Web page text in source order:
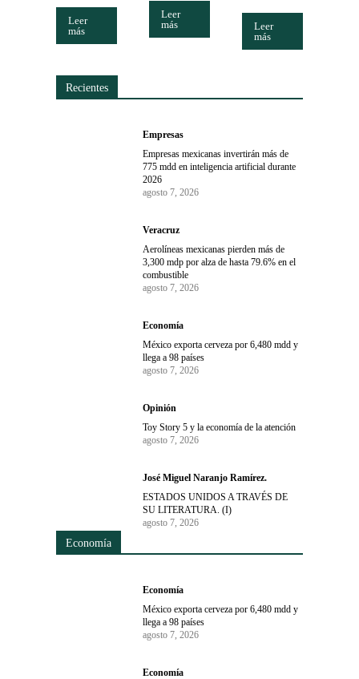
Leer
más
Leer
más
Leer
más
Recientes
Empresas
Empresas mexicanas invertirán más de
775 mdd en inteligencia artificial durante
2026
agosto 7, 2026
Veracruz
Aerolíneas mexicanas pierden más de
3,300 mdp por alza de hasta 79.6% en el
combustible
agosto 7, 2026
Economía
México exporta cerveza por 6,480 mdd y
llega a 98 países
agosto 7, 2026
Opinión
Toy Story 5 y la economía de la atención
agosto 7, 2026
José Miguel Naranjo Ramírez.
ESTADOS UNIDOS A TRAVÉS DE
SU LITERATURA. (I)
agosto 7, 2026
Economía
Economía
México exporta cerveza por 6,480 mdd y
llega a 98 países
agosto 7, 2026
Economía